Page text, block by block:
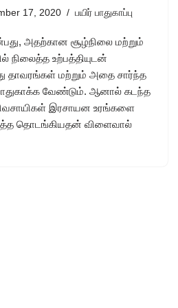
17, 2020 பயிர் பாதுகாப்பு
அதற்கான சூழ்நிலை மற்றும்
நிலைத்த உற்பத்தியுடன்
தாவரங்கள் மற்றும் அதை சார்ந்த
வேண்டும். ஆனால் கடந்த
இரசாயன உரங்களை
தொடங்கியதன் விளைவால்